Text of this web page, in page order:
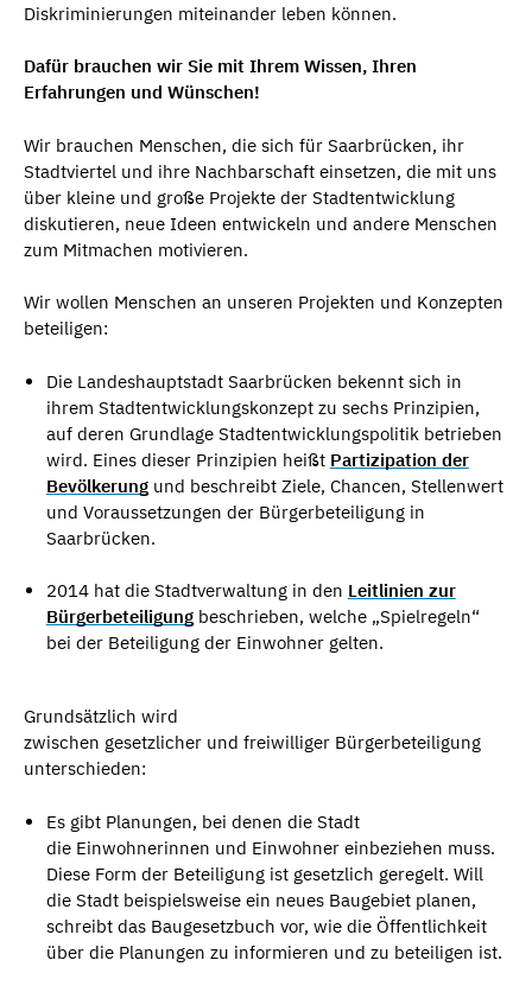
Diskriminierungen miteinander leben können.
Dafür brauchen wir Sie mit Ihrem Wissen, Ihren
Erfahrungen und Wünschen!
Wir brauchen Menschen, die sich für Saarbrücken, ihr
Stadtviertel und ihre Nachbarschaft einsetzen, die mit uns
über kleine und große Projekte der Stadtentwicklung
diskutieren, neue Ideen entwickeln und andere Menschen
zum Mitmachen motivieren.
Wir wollen Menschen an unseren Projekten und Konzepten
beteiligen:
Die Landeshauptstadt Saarbrücken bekennt sich in
ihrem Stadtentwicklungskonzept zu sechs Prinzipien,
auf deren Grundlage Stadtentwicklungspolitik betrieben
wird. Eines dieser Prinzipien heißt Partizipation der
Bevölkerungund beschreibt Ziele, Chancen, Stellenwert
und Voraussetzungen der Bürgerbeteiligung in
Saarbrücken.
2014 hat die Stadtverwaltung in den Leitlinien zur
Bürgerbeteiligungbeschrieben, welche „Spielregeln“
bei der Beteiligung der Einwohner gelten.
Grundsätzlich wird
zwischen gesetzlicher und freiwilliger Bürgerbeteiligung
unterschieden:
Es gibt Planungen, bei denen die Stadt
die Einwohnerinnen und Einwohner einbeziehen muss.
Diese Form der Beteiligung ist gesetzlich geregelt. Will
die Stadt beispielsweise ein neues Baugebiet planen,
schreibt das Baugesetzbuch vor, wie die Öffentlichkeit
über die Planungen zu informieren und zu beteiligen ist.